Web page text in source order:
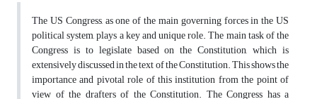
The US Congress, as one of the main governing forces in the US
political system, plays a key and unique role. The main task of the
Congress is to legislate based on the Constitution, which is
extensively discussed in the text of the Constitution. This shows the
importance and pivotal role of this institution from the point of
view of the drafters of the Constitution. The Congress has a